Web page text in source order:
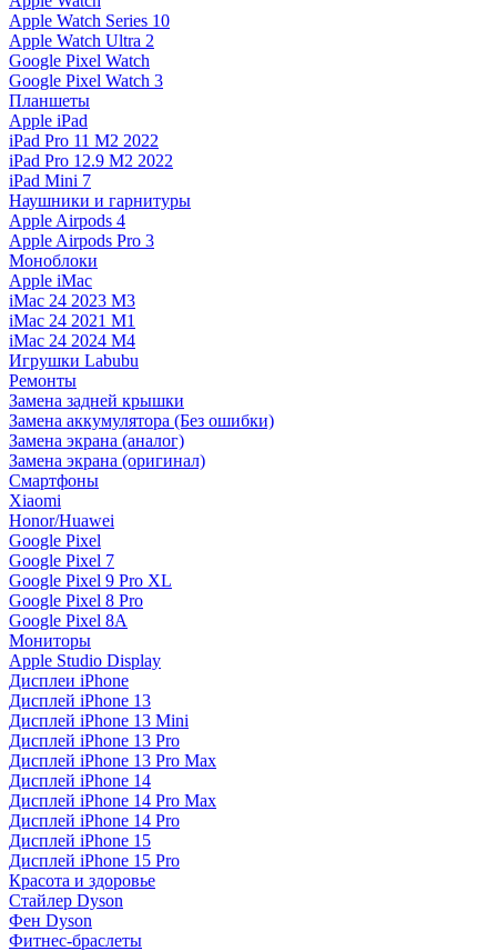
Apple Watch Series 10
Apple Watch Ultra 2
Google Pixel Watch
Google Pixel Watch 3
Планшеты
Apple iPad
iPad Pro 11 M2 2022
iPad Pro 12.9 M2 2022
iPad Mini 7
Наушники и гарнитуры
Apple Airpods 4
Apple Airpods Pro 3
Моноблоки
Apple iMac
iMac 24 2023 M3
iMac 24 2021 M1
iMac 24 2024 M4
Игрушки Labubu
Ремонты
Замена задней крышки
Замена аккумулятора (Без ошибки)
Замена экрана (аналог)
Замена экрана (оригинал)
Смартфоны
Xiaomi
Honor/Huawei
Google Pixel
Google Pixel 7
Google Pixel 9 Pro XL
Google Pixel 8 Pro
Google Pixel 8A
Мониторы
Apple Studio Display
Дисплеи iPhone
Дисплей iPhone 13
Дисплей iPhone 13 Mini
Дисплей iPhone 13 Pro
Дисплей iPhone 13 Pro Max
Дисплей iPhone 14
Дисплей iPhone 14 Pro Max
Дисплей iPhone 14 Pro
Дисплей iPhone 15
Дисплей iPhone 15 Pro
Красота и здоровье
Стайлер Dyson
Фен Dyson
Фитнес-браслеты